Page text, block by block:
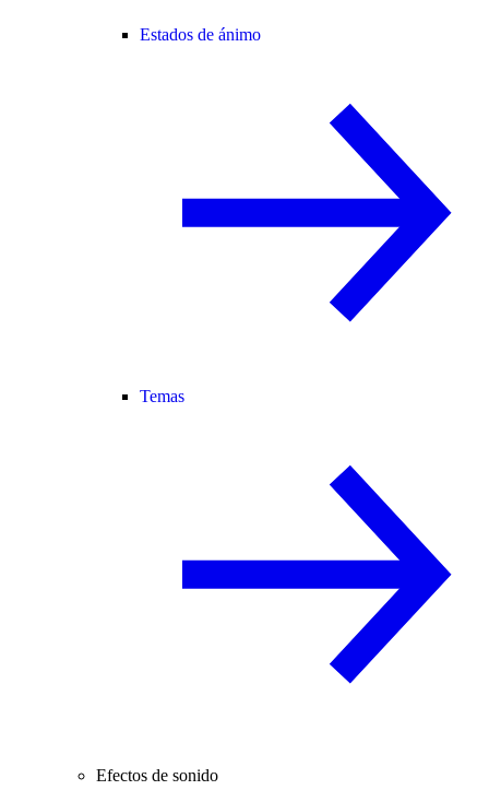
Estados de ánimo
Temas
Efectos de sonido